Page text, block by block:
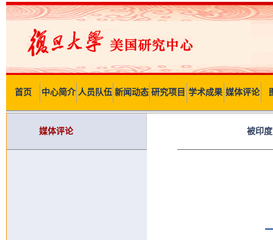
首页 中心简介 人员队伍 新闻动态 研究项目 学术成果 媒体评论
媒体评论 被印